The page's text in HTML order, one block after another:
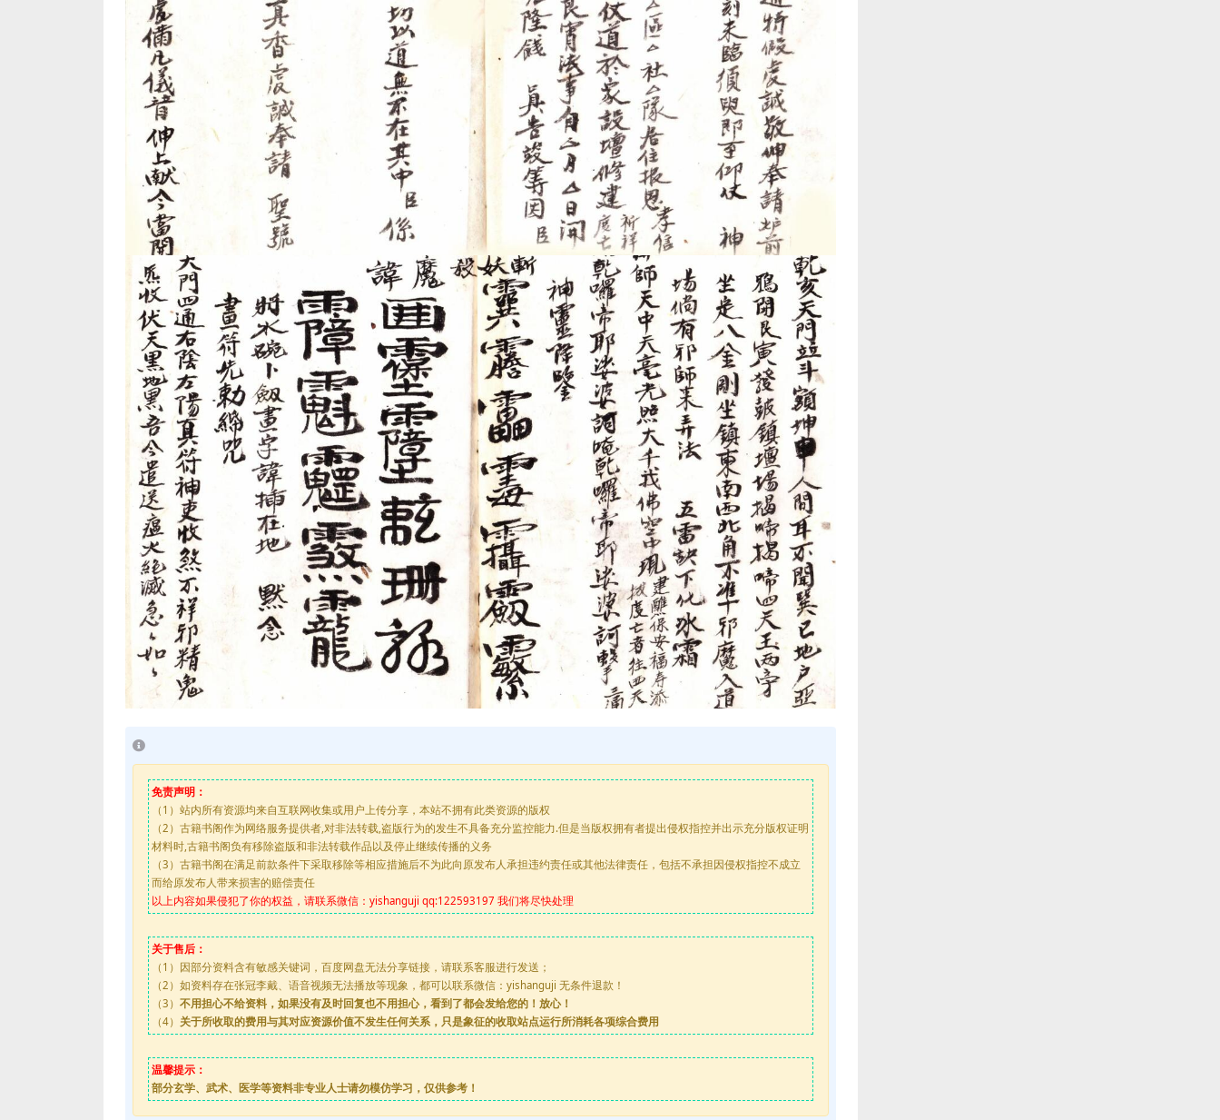
免责声明：
（1）站内所有资源均来自互联网收集或用户上传分享，本站不拥有此类资源的版权
（2）古籍书阁作为网络服务提供者,对非法转载,盗版行为的发生不具备充分监控能力.但是当版权拥有者提出侵权指控并出示充分版权证明
材料时,古籍书阁负有移除盗版和非法转载作品以及停止继续传播的义务
（3）古籍书阁在满足前款条件下采取移除等相应措施后不为此向原发布人承担违约责任或其他法律责任，包括不承担因侵权指控不成立
而给原发布人带来损害的赔偿责任
以上内容如果侵犯了你的权益，请联系微信：yishanguji qq:122593197 我们将尽快处理
关于售后：
（1）因部分资料含有敏感关键词，百度网盘无法分享链接，请联系客服进行发送；
（2）如资料存在张冠李戴、语音视频无法播放等现象，都可以联系微信：yishanguji 无条件退款！
（3） 不用担心不给资料，如果没有及时回复也不用担心，看到了都会发给您的！放心！
（4） 关于所收取的费用与其对应资源价值不发生任何关系，只是象征的收取站点运行所消耗各项综合费用
温馨提示：
部分玄学、武术、医学等资料非专业人士请勿模仿学习，仅供参考！